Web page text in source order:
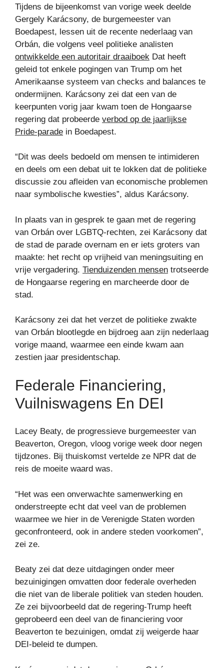
Tijdens de bijeenkomst van vorige week deelde
Gergely Karácsony, de burgemeester van
Boedapest, lessen uit de recente nederlaag van
Orbán, die volgens veel politieke analisten
ontwikkelde een autoritair draaiboek Dat heeft
geleid tot enkele pogingen van Trump om het
Amerikaanse systeem van checks and balances te
ondermijnen. Karácsony zei dat een van de
keerpunten vorig jaar kwam toen de Hongaarse
regering dat probeerde verbod op de jaarlijkse
Pride-parade in Boedapest.
“Dit was deels bedoeld om mensen te intimideren
en deels om een ​​debat uit te lokken dat de politieke
discussie zou afleiden van economische problemen
naar symbolische kwesties”, aldus Karácsony.
In plaats van in gesprek te gaan met de regering
van Orbán over LGBTQ-rechten, zei Karácsony dat
de stad de parade overnam en er iets groters van
maakte: het recht op vrijheid van meningsuiting en
vrije vergadering. Tienduizenden mensen trotseerde
de Hongaarse regering en marcheerde door de
stad.
Karácsony zei dat het verzet de politieke zwakte
van Orbán blootlegde en bijdroeg aan zijn nederlaag
vorige maand, waarmee een einde kwam aan
zestien jaar presidentschap.
Federale Financiering,
Vuilniswagens En DEI
Lacey Beaty, de progressieve burgemeester van
Beaverton, Oregon, vloog vorige week door negen
tijdzones. Bij thuiskomst vertelde ze NPR dat de
reis de moeite waard was.
“Het was een onverwachte samenwerking en
onderstreepte echt dat veel van de problemen
waarmee we hier in de Verenigde Staten worden
geconfronteerd, ook in andere steden voorkomen”,
zei ze.
Beaty zei dat deze uitdagingen onder meer
bezuinigingen omvatten door federale overheden
die niet van de liberale politiek van steden houden.
Ze zei bijvoorbeeld dat de regering-Trump heeft
geprobeerd een deel van de financiering voor
Beaverton te bezuinigen, omdat zij weigerde haar
DEI-beleid te dumpen.